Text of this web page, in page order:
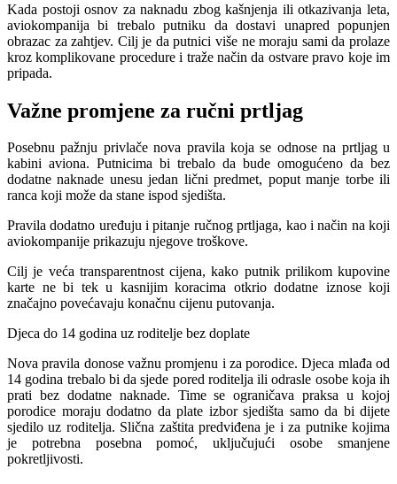
Kada postoji osnov za naknadu zbog kašnjenja ili otkazivanja leta,
aviokompanija bi trebalo putniku da dostavi unapred popunjen
obrazac za zahtjev. Cilj je da putnici više ne moraju sami da prolaze
kroz komplikovane procedure i traže način da ostvare pravo koje im
pripada.
Važne promjene za ručni prtljag
Posebnu pažnju privlače nova pravila koja se odnose na prtljag u
kabini aviona. Putnicima bi trebalo da bude omogućeno da bez
dodatne naknade unesu jedan lični predmet, poput manje torbe ili
ranca koji može da stane ispod sjedišta.
Pravila dodatno uređuju i pitanje ručnog prtljaga, kao i način na koji
aviokompanije prikazuju njegove troškove.
Cilj je veća transparentnost cijena, kako putnik prilikom kupovine
karte ne bi tek u kasnijim koracima otkrio dodatne iznose koji
značajno povećavaju konačnu cijenu putovanja.
Djeca do 14 godina uz roditelje bez doplate
Nova pravila donose važnu promjenu i za porodice. Djeca mlađa od
14 godina trebalo bi da sjede pored roditelja ili odrasle osobe koja ih
prati bez dodatne naknade. Time se ograničava praksa u kojoj
porodice moraju dodatno da plate izbor sjedišta samo da bi dijete
sjedilo uz roditelja. Slična zaštita predviđena je i za putnike kojima
je potrebna posebna pomoć, uključujući osobe smanjene
pokretljivosti.